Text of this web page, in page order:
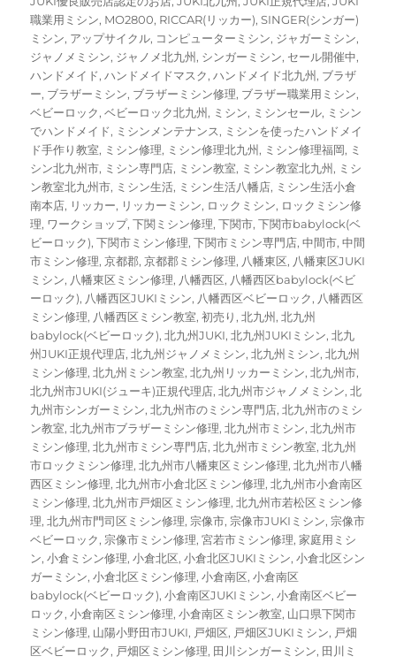
職業用ミシン, MO2800, RICCAR(リッカー),SINGER(シンガー)
ミシン, アップサイクル, コンピューターミシン, ジャガーミシン,
ジャノメミシン, ジャノメ北九州 , シンガーミシン, セール開催中,
ハンドメイド,ハンドメイドマスク,ハンドメイド北九州 , ブラザ
ー, ブラザーミシン, ブラザーミシン修理, ブラザー職業用ミシン,
ベビーロック,ベビーロック北九州 , ミシン, ミシンセール, ミシン
でハンドメイド, ミシンメンテナンス, ミシンを使ったハンドメイ
ド手作り教室, ミシン修理, ミシン修理北九州 , ミシン修理福岡, ミ
シン北九州市, ミシン専門店, ミシン教室, ミシン教室北九州 , ミシ
ン教室北九州市, ミシン生活, ミシン生活八幡店, ミシン生活小倉
南本店, リッカー, リッカーミシン, ロックミシン, ロックミシン修
理, ワークショップ,下関ミシン修理,下関市,下関市babylock(ベ
ビーロック),下関市ミシン修理,下関市ミシン専門店,中間市,中間
市ミシン修理,京都郡,京都郡ミシン修理, 八幡東区, 八幡東区JUKI
ミシン, 八幡東区ミシン修理, 八幡西区, 八幡西区babylock(ベビ
ーロック), 八幡西区JUKIミシン, 八幡西区ベビーロック, 八幡西区
ミシン修理, 八幡西区ミシン教室,初売り ,北九州 ,北九州
babylock(ベビーロック),北九州JUKI,北九州JUKIミシン,北九
州JUKI正規代理店,北九州ジャノメミシン,北九州ミシン,北九州
ミシン修理,北九州ミシン教室,北九州リッカーミシン,北九州市,
北九州市JUKI(ジューキ)正規代理店,北九州市ジャノメミシン,北
九州市シンガーミシン,北九州市のミシン専門店,北九州市のミシ
ン教室,北九州市ブラザーミシン修理,北九州市ミシン,北九州市
ミシン修理,北九州市ミシン専門店,北九州市ミシン教室,北九州
市ロックミシン修理,北九州市八幡東区ミシン修理,北九州市八幡
西区ミシン修理,北九州市小倉北区ミシン修理,北九州市小倉南区
ミシン修理,北九州市戸畑区ミシン修理,北九州市若松区ミシン修
理,北九州市門司区ミシン修理, 宗像市, 宗像市JUKIミシン, 宗像市
ベビーロック, 宗像市ミシン修理,宮若市ミシン修理,家庭用ミシ
ン,小倉ミシン修理,小倉北区,小倉北区JUKIミシン,小倉北区シン
ガーミシン,小倉北区ミシン修理,小倉南区,小倉南区
babylock(ベビーロック),小倉南区JUKIミシン,小倉南区ベビー
ロック,小倉南区ミシン修理,小倉南区ミシン教室, 山口県下関市
ミシン修理, 山陽小野田市JUKI, 戸畑区, 戸畑区JUKIミシン, 戸畑
区ベビーロック, 戸畑区ミシン修理, 田川シンガーミシン, 田川ミ